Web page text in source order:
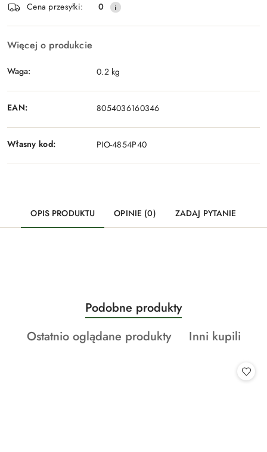
Cena przesyłki:
0
Więcej o produkcie
Waga: 0.2 kg
EAN: 8054036160346
Własny kod: PIO-4854P40
OPIS PRODUKTU OPINIE (0) ZADAJ PYTANIE
Pomiń karuzelę produktów
Produkty
o
statusie:
Podobne produkty
Produkty
Ostatnio oglądane produkty
Produkty
Inni kupili